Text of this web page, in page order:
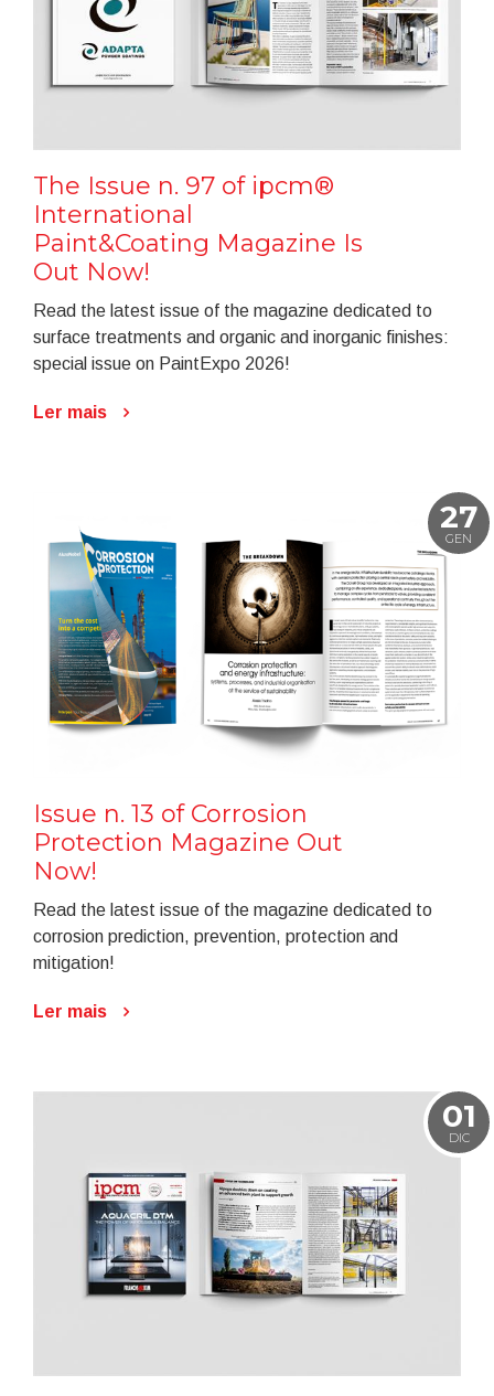
The Issue n. 97 of ipcm®
International
Paint&Coating Magazine Is
Out Now!
Read the latest issue of the magazine dedicated to
surface treatments and organic and inorganic finishes:
special issue on PaintExpo 2026!
Ler mais
27
GEN
Issue n. 13 of Corrosion
Protection Magazine Out
Now!
Read the latest issue of the magazine dedicated to
corrosion prediction, prevention, protection and
mitigation!
Ler mais
01
DIC